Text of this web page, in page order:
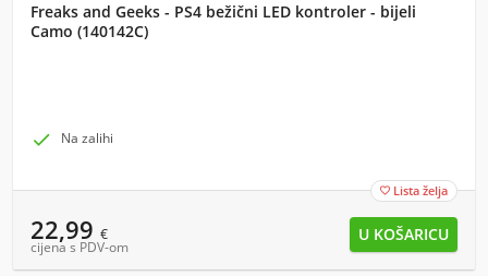
Freaks and Geeks - PS4 bežični LED kontroler - bijeli
Camo (140142C)
 Na zalihi
 Lista želja
22,99 €
cijena s PDV-om